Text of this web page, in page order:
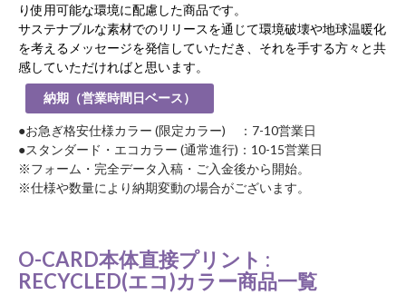
り使用可能な環境に配慮した商品です。
サステナブルな素材でのリリースを通じて環境破壊や地球温暖化
を考えるメッセージを発信していただき、それを手する方々と共
感していただければと思います。
納期（営業時間日ベース）
●お急ぎ格安仕様カラー (限定カラー) ：7-10営業日
●スタンダード・エコカラー (通常進行)：10-15営業日
※フォーム・完全データ入稿・ご入金後から開始。
※仕様や数量により納期変動の場合がございます。
O-CARD本体直接プリント :
RECYCLED(エコ)カラー商品一覧